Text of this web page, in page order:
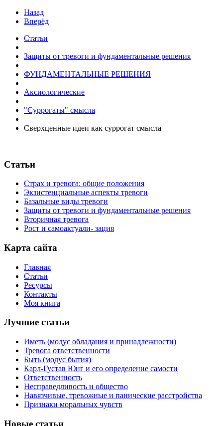
Назад
Вперёд
Статьи
Защиты от тревоги и фундаментальные решения
ФУНДАМЕНТАЛЬНЫЕ РЕШЕНИЯ
Аксиологические
"Суррогаты" смысла
Сверхценные идеи как суррогат смысла
Статьи
Страх и тревога: общие положения
Экзистенциальные аспекты тревоги
Базальные виды тревоги
Защиты от тревоги и фундаментальные решения
Вторичная тревога
Рост и самоактуали- зация
Карта сайта
Главная
Статьи
Ресурсы
Контакты
Моя книга
Лучшие статьи
Иметь (модус обладания и принадлежности)
Тревога ответственности
Быть (модус бытия)
Карл-Густав Юнг и его определение самости
Ответственность
Несправедливость и общество
Навязчивые, тревожные и панические расстройства
Признаки моральных чувств
Новые статьи